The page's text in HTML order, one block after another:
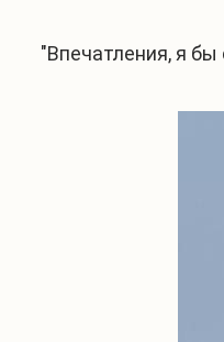
"Впечатления, я